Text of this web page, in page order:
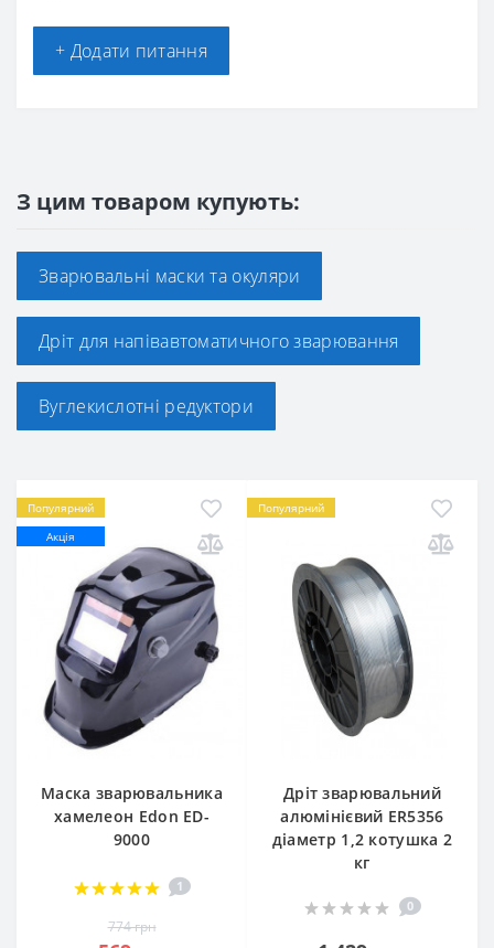
+ Додати питання
З цим товаром купують:
Зварювальні маски та окуляри
Дріт для напівавтоматичного зварювання
Вуглекислотні редуктори
Популярний
Акція
Маска зварювальника
хамелеон Edon ED-
9000
1
774 грн
Популярний
Дріт зварювальний
алюмінієвий ER5356
діаметр 1,2 котушка 2
кг
0